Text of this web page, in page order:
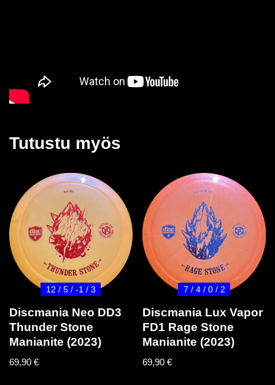
Tutustu myös
12 / 5 / -1 / 3
Discmania Neo DD3
Thunder Stone
Manianite (2023)
69,90 €
7 / 4 / 0 / 2
Discmania Lux Vapor
FD1 Rage Stone
Manianite (2023)
69,90€